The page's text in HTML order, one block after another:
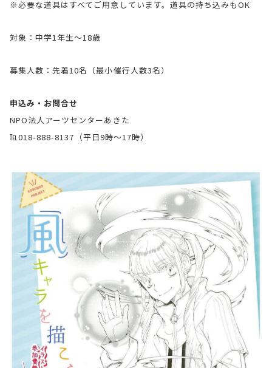
※必要な道具はすべてご用意しています。道具の持ち込みもOK
対象：中学1年生～18歳
募集人数：先着10名（最小催行人数3名）
申込み・お問合せ
NPO法人アーツセンターあきた
℡018-888-8137（平日9時～17時）